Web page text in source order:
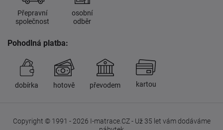
Přepravní
společnost
osobní
odběr
Pohodlná platba:
dobírka hotově převodem kartou
Copyright © 1991 - 2026 I-matrace.CZ - Už 35 let vám dodáváme